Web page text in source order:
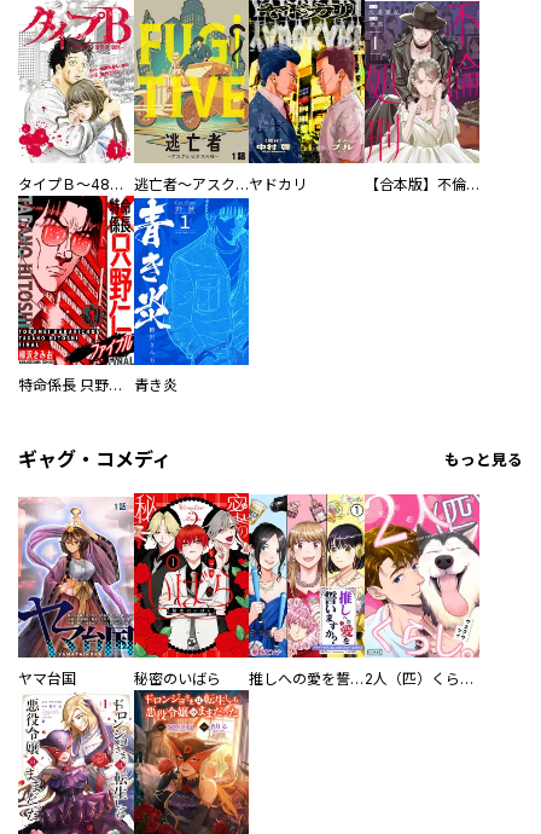
タイプＢ～48時間後、致死率100％～【単話】 逃亡者～アスクレピオスの杖～ヤドカリ 【合本版】不倫処刑
特命係長 只野仁ファイナル 愛蔵版 青き炎
ギャグ・コメディ もっと見る
ヤマ台国 秘密のいばら 推しへの愛を誓いますか？～アラサー女子、推しは逃げぬが人生逃げる～ 2人（匹）くらし。